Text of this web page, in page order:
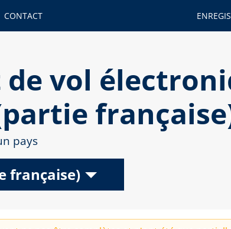
CONTACT
vol
pays
française)